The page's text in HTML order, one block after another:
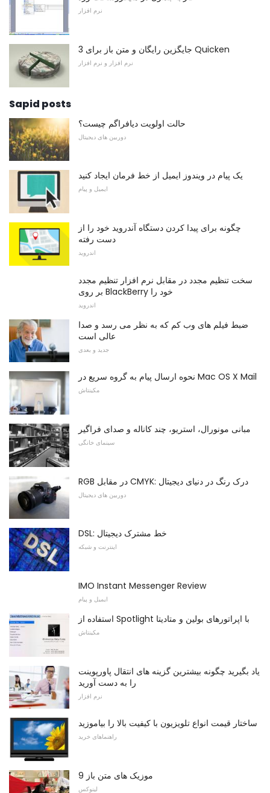
نرم افزار
3 جایگزین رایگان و متن باز برای Quicken
نرم افزار و نرم افزار
Sapid posts
حالت اولویت دیافراگم چیست؟
دوربین های دیجیتال
یک پیام در ویندوز ایمیل از خط فرمان ایجاد کنید
ایمیل و پیام
چگونه برای پیدا کردن دستگاه آندروید خود را از
دست رفته
اندروید
سخت تنظیم مجدد در مقابل نرم افزار تنظیم مجدد
بر روی BlackBerry خود را
اندروید
ضبط فیلم های وب کم که به نظر می رسد و صدا
عالی است
جدید و بعدی
نحوه ارسال پیام به گروه سریع در Mac OS X Mail
مکینتاش
مبانی مونورال، استریو، چند کاناله و صدای فراگیر
سینمای خانگی
RGB در مقابل CMYK: درک رنگ در دنیای دیجیتال
دوربین های دیجیتال
DSL: خط مشترک دیجیتال
اینترنت و شبکه
IMO Instant Messenger Review
ایمیل و پیام
استفاده از Spotlight با اپراتورهای بولین و متادیتا
مکینتاش
یاد بگیرید چگونه بیشترین گزینه های انتقال پاورپوینت
را به دست آورید
نرم افزار
ساختار قیمت انواع تلویزیون با کیفیت بالا را بیاموزید
راهنماهای خرید
9 موزیک های متن باز
لینوکس